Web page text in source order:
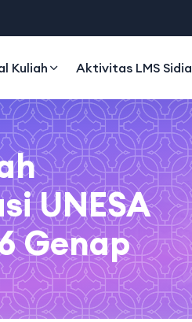
Kuliah Aktivitas LMS Sidia
UNESA
Genap